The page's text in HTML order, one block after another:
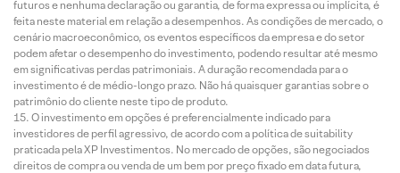
futuros e nenhuma declaração ou garantia, de forma expressa ou implícita, é
feita neste material em relação a desempenhos. As condições de mercado, o
cenário macroeconômico, os eventos específicos da empresa e do setor
podem afetar o desempenho do investimento, podendo resultar até mesmo
em significativas perdas patrimoniais. A duração recomendada para o
investimento é de médio-longo prazo. Não há quaisquer garantias sobre o
patrimônio do cliente neste tipo de produto.
O investimento em opções é preferencialmente indicado para
investidores de perfil agressivo, de acordo com a política de suitability
praticada pela XP Investimentos. No mercado de opções, são negociados
direitos de compra ou venda de um bem por preço fixado em data futura,